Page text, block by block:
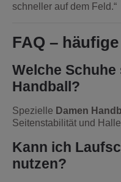
schneller auf dem Feld.“
FAQ –
Welche
Handball?
Spezielle Damen
Seitenstabilität und
Kann ich
nutzen?